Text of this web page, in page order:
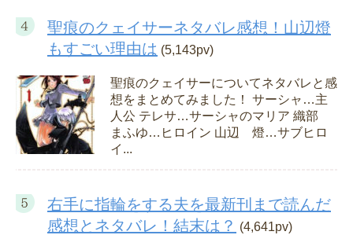
聖痕のクェイサーネタバレ感想！山辺燈
もすごい理由は (5,143pv)
聖痕のクェイサーについてネタバレと感
想をまとめてみました！ サーシャ…主
人公 テレサ…サーシャのマリア 織部
まふゆ…ヒロイン 山辺 燈…サブヒロ
イ...
右手に指輪をする夫を最新刊まで読んだ
感想とネタバレ！結末は？ (4,641pv)